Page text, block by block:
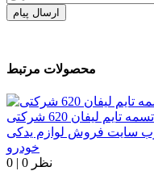
ارسال پیام
محصولات مرتبط
تسمه تایم لیفان 620 شرکتی
سایت فروش لوازم یدکی
خودرو
0 | 0 نظر